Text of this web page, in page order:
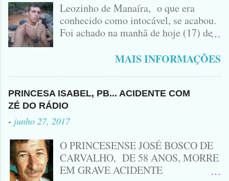
Leozinho de Manaíra, o que era
conhecido como intocável, se acabou.
Foi achado na manhã de hoje (17) de
no Sertão da Paraíba, o Lendário
Leozinho . Segundo informações , o
Criminoso Leonardo, 22 anos, foi
atingido com disparo de calibre 12. O
Procurado pela Justiça havia matado
a Namorada dele, Fabrícia Nogueira ,
Peixeira. Ele deu mais de 10 Facadas
na Adolescente.
MAIS INFORMAÇÕES
PRINCESA ISABEL, PB... ACIDENTE COM
ZÉ DO RÁDIO
- junho 27, 2017
O PRINCESENSE JOSÉ BOSCO DE
CARVALHO, DE 58 ANOS, MORRE
EM GRAVE ACIDENTE